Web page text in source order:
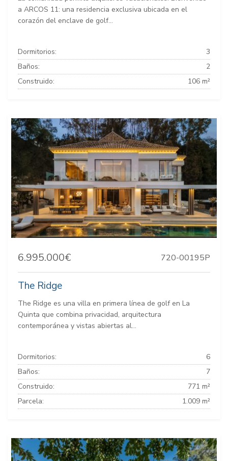
a ARCOS 11: una residencia exclusiva ubicada en el
corazón del enclave de golf...
Dormitorios:
3
Baños:
2
Construido:
106 m²
6.995.000€ 720-00195P
The Ridge
The Ridge es una villa en primera línea de golf en La
Quinta que combina privacidad, arquitectura
contemporánea y vistas abiertas al...
Dormitorios:
6
Baños:
7
Construido:
771 m²
Parcela:
1.009 m²